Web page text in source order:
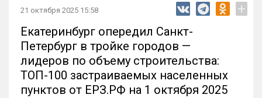
21 октября 2025 15:58 +
Екатеринбург опередил Санкт-
Петербург в тройке городов —
лидеров по объему строительства:
ТОП-100 застраиваемых населенных
пунктов от ЕРЗ.РФ на 1 октября 2025